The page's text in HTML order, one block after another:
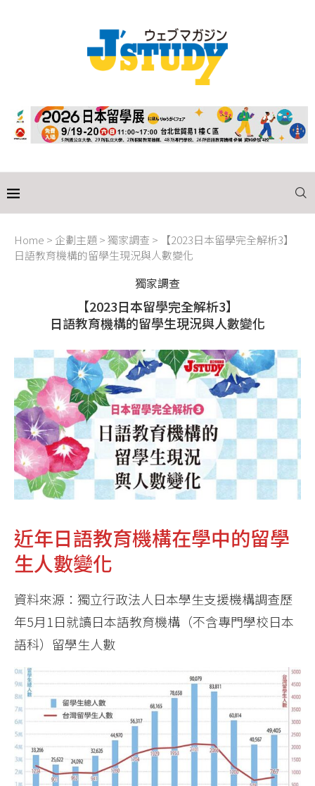
Home > 企劃主題>獨家調查 >
【2023日本留學完全解析3】
日語教育機構的留學生現況與人數變化
獨家調查
【2023日本留學完全解析3】
日語教育機構的留學生現況與人數變化
近年日語教育機構在學中的留學
生人數變化
資料來源：獨立行政法人日本學生支援機構調查歷
年5月1日就讀日本語教育機構（不含專門學校日本
語科）留學生人數